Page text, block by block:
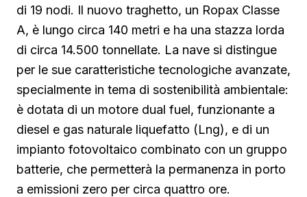
di 19 nodi. Il nuovo traghetto, un Ropax Classe
A, è lungo circa 140 metri e ha una stazza lorda
di circa 14.500 tonnellate. La nave si distingue
per le sue caratteristiche tecnologiche avanzate,
specialmente in tema di sostenibilità ambientale:
è dotata di un motore dual fuel, funzionante a
diesel e gas naturale liquefatto (Lng), e di un
impianto fotovoltaico combinato con un gruppo
batterie, che permetterà la permanenza in porto
a emissioni zero per circa quattro ore.